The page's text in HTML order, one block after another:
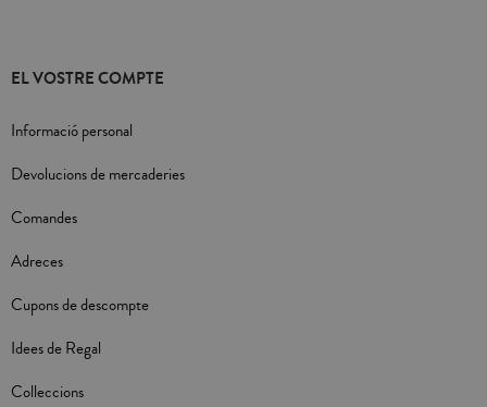
EL VOSTRE COMPTE
Informació personal
Devolucions de mercaderies
Comandes
Adreces
Cupons de descompte
Idees de Regal
Colleccions